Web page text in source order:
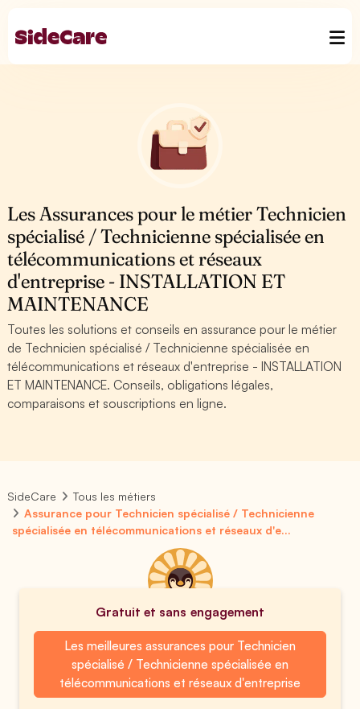
Les Assurances pour le métier Technicien
spécialisé / Technicienne spécialisée en
télécommunications et réseaux
d'entreprise - INSTALLATION ET
MAINTENANCE
Toutes les solutions et conseils en assurance pour le métier
de Technicien spécialisé / Technicienne spécialisée en
télécommunications et réseaux d'entreprise - INSTALLATION
ET MAINTENANCE. Conseils, obligations légales,
comparaisons et souscriptions en ligne.
SideCare
Tous les métiers
Assurance pour Technicien spécialisé / Technicienne
spécialisée en télécommunications et réseaux d'e...
Gratuit et sans engagement
Les meilleures assurances pour Technicien
spécialisé / Technicienne spécialisée en
télécommunications et réseaux d'entreprise